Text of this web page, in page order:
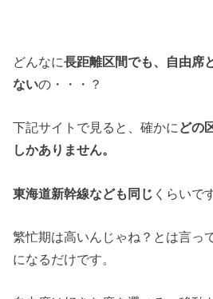
どんなに長距離区間でも、自由席
ないの・・・？
下記サイトで見ると、確かに どの
しかありません。
東海道新幹線なども同じ くらいで
繁忙期は高いんじゃね？とは言っ
になるだけです。